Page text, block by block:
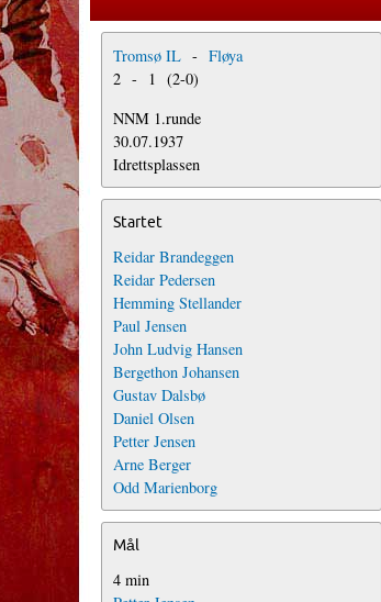
Tromsø IL - Fløya
2 - 1 (2-0)
NNM 1.runde
30.07.1937
Idrettsplassen
Startet
Reidar Brandeggen
Reidar Pedersen
Hemming Stellander
Paul Jensen
John Ludvig Hansen
Bergethon Johansen
Gustav Dalsbø
Daniel Olsen
Petter Jensen
Arne Berger
Odd Marienborg
Mål
4 min